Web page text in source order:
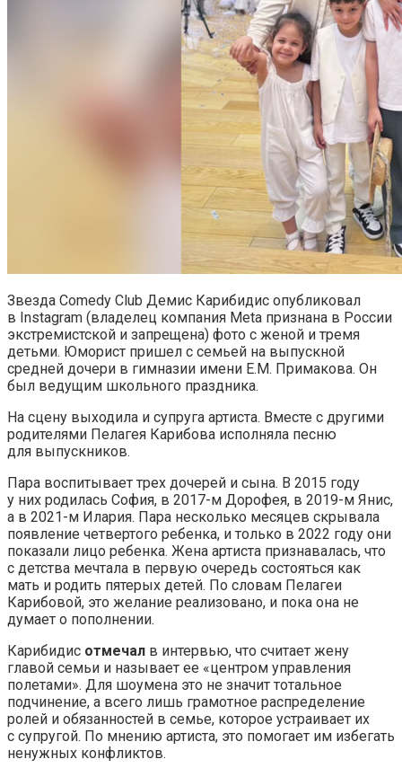
Звезда Comedy Club Демис Карибидис опубликовал
в Instagram (владелец компания Meta признана в России
экстремистской и запрещена) фото с женой и тремя
детьми. Юморист пришел с семьей на выпускной
средней дочери в гимназии имени Е.М. Примакова. Он
был ведущим школьного праздника.
На сцену выходила и супруга артиста. Вместе с другими
родителями Пелагея Карибова исполняла песню
для выпускников.
Пара воспитывает трех дочерей и сына. В 2015 году
у них родилась София, в 2017-м Дорофея, в 2019-м Янис,
а в 2021-м Илария. Пара несколько месяцев скрывала
появление четвертого ребенка, и только в 2022 году они
показали лицо ребенка. Жена артиста признавалась, что
с детства мечтала в первую очередь состояться как
мать и родить пятерых детей. По словам Пелагеи
Карибовой, это желание реализовано, и пока она не
думает о пополнении.
Карибидис отмечал в интервью, что считает жену
главой семьи и называет ее «центром управления
полетами». Для шоумена это не значит тотальное
подчинение, а всего лишь грамотное распределение
ролей и обязанностей в семье, которое устраивает их
с супругой. По мнению артиста, это помогает им избегать
ненужных конфликтов.